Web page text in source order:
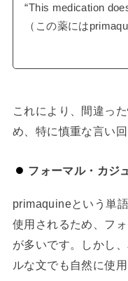
“This medication
（この薬には
これにより、間違っ
め、特に慎重な言い
フォーマル・カジ
primaquineという単
使用されるため、フ
が多いです。しかし
ルな文でも自然に使用